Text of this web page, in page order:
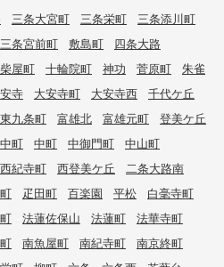
三条大宮町 三条栄町
三条添川町
三条宮前町 敷島町
四条大路
柴屋町 十輪院町 神功 菅原町
朱雀
寺 大安寺町 大安寺西
千代ケ丘
東九条町 富雄北 富雄元町
登美ケ丘
中町 中町 中御門町
中山町
西紀寺町 西登美ケ丘
二条大路南
疋田町 百楽園 平松
白毫寺町
法蓮佐保山 法蓮町
法華寺町
南魚屋町 南紀寺町
南京終町